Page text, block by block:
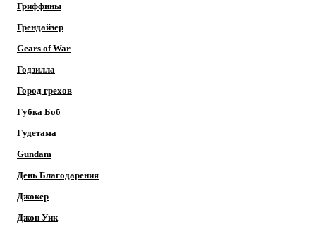
Гриффины
Грендайзер
Gears of War
Годзилла
Город грехов
Губка Боб
Гудетама
Gundam
День Благодарения
Джокер
Джон Уик